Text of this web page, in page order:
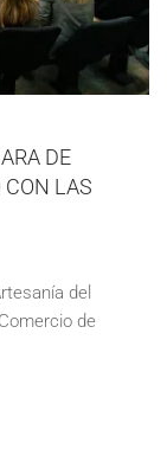
DE
CON LAS
del
de